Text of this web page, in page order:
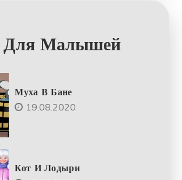
Для Малышей
Муха В Бане
19.08.2020
Кот И Лодыри